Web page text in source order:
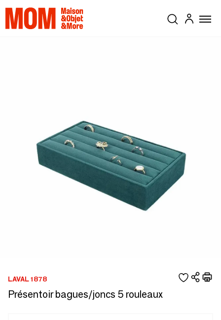
LAVAL 1878
Présentoir bagues/joncs 5 rouleaux